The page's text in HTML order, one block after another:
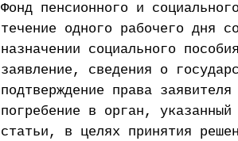
Фонд пенсионного и
течение одного рабочего дня
назначении социального
заявление, сведения о
подтверждение права
погребение в орган,
статьи, в целях принятия